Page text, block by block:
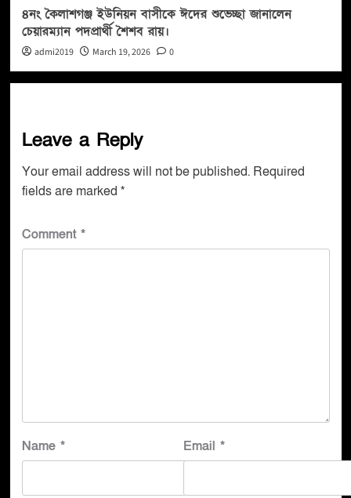
৪নং কৈলাশগঞ্জ ইউনিয়ন বাসীকে ঈদের শুভেচ্ছা জানালেন
চেয়ারম্যান পদপ্রার্থী শৈশব রায়।
admi2019 March 19, 2026 0
Leave a Reply
Your email address will not be published. Required
fields are marked *
Comment *
Name * Email *